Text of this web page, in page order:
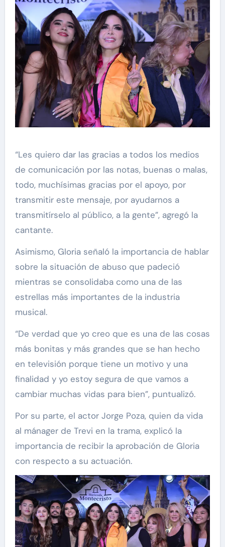
“Les quiero dar las gracias a todos los medios
de comunicación por las notas, buenas o malas,
todo, muchísimas gracias por el apoyo, por
transmitir este mensaje, por ayudarnos a
transmitírselo al público, a la gente”, agregó la
cantante.
Asimismo, Gloria señaló la importancia de hablar
sobre la situación de abuso que padeció
mientras se consolidaba como una de las
estrellas más importantes de la industria
musical.
“De verdad que yo creo que es una de las cosas
más bonitas y más grandes que se han hecho
en televisión porque tiene un motivo y una
finalidad y yo estoy segura de que vamos a
cambiar muchas vidas para bien”, puntualizó.
Por su parte, el actor Jorge Poza, quien da vida
al mánager de Trevi en la trama, explicó la
importancia de recibir la aprobación de Gloria
con respecto a su actuación.